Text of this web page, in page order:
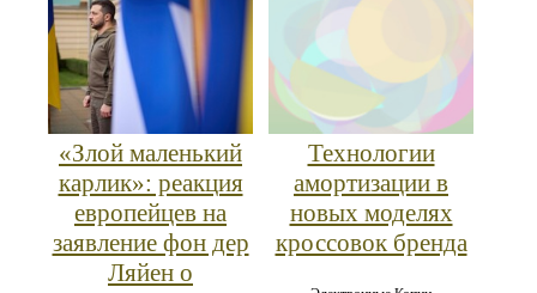
«Злой маленький
карлик»: реакция
европейцев на
заявление фон дер
Ляйен о
Технологии
амортизации в
новых моделях
кроссовок бренда